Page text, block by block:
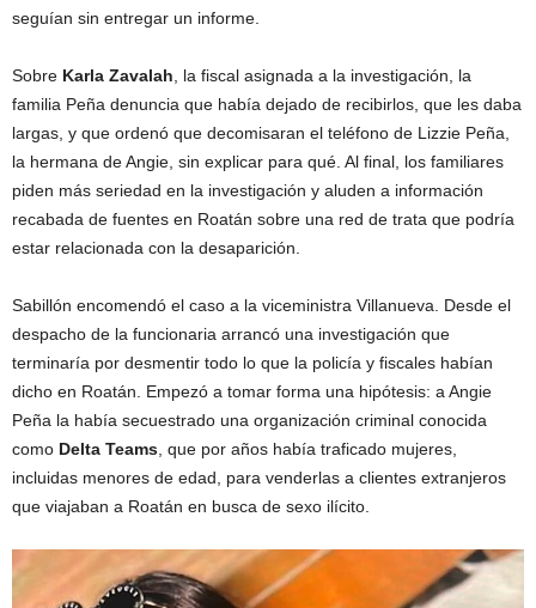
seguían sin entregar un informe.
Sobre Karla Zavalah , la fiscal asignada a la investigación, la
familia Peña denuncia que había dejado de recibirlos, que les daba
largas, y que ordenó que decomisaran el teléfono de Lizzie Peña,
la hermana de Angie, sin explicar para qué. Al final, los familiares
piden más seriedad en la investigación y aluden a información
recabada de fuentes en Roatán sobre una red de trata que podría
estar relacionada con la desaparición.
Sabillón encomendó el caso a la viceministra Villanueva. Desde el
despacho de la funcionaria arrancó una investigación que
terminaría por desmentir todo lo que la policía y fiscales habían
dicho en Roatán. Empezó a tomar forma una hipótesis: a Angie
Peña la había secuestrado una organización criminal conocida
como Delta Teams , que por años había traficado mujeres,
incluidas menores de edad, para venderlas a clientes extranjeros
que viajaban a Roatán en busca de sexo ilícito.